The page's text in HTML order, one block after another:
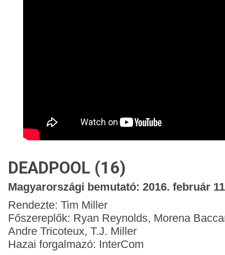
DEADPOOL (16)
Magyarországi bemutató: 2016. február
Rendezte: Tim Miller
Főszereplők: Ryan Reynolds, Morena
Andre Tricoteux, T.J. Miller
Hazai forgalmazó: InterCom